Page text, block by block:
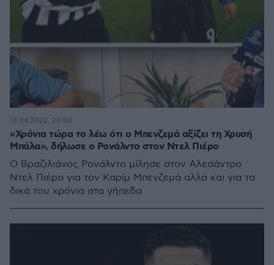
«Χρόνια τώρα το λέω ότι ο Μπενζεμά αξίζει τη Χρυσή
Μπάλα», δήλωσε ο Ρονάλντο στον Ντελ Πιέρο
Ο Βραζιλιάνος Ρονάλντο μίλησε στον Αλεσάντρο
Ντελ Πιέρο για τον Καρίμ Μπενζεμά αλλά και για τα
δικά του χρόνια στα γήπεδα
13.04.2022, 20:00